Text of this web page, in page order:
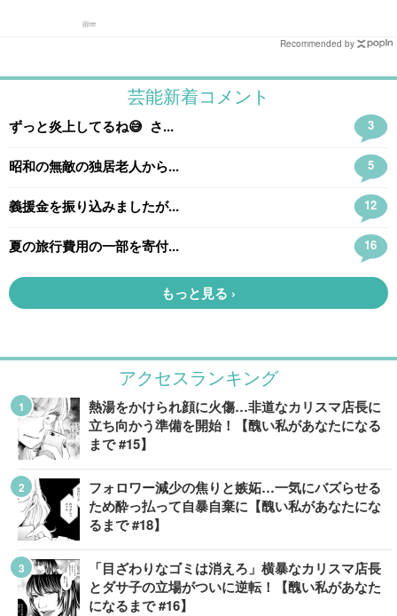
Recommended by
アクセスランキング
熱湯をかけられ顔に火傷…非道なカリスマ店長に
立ち向かう準備を開始！【醜い私があなたになる
まで #15】
フォロワー減少の焦りと嫉妬…一気にバズらせる
ため酔っ払って自暴自棄に【醜い私があなたにな
るまで #18】
「目ざわりなゴミは消えろ」横暴なカリスマ店長
とダサ子の立場がついに逆転！【醜い私があなた
になるまで #16】